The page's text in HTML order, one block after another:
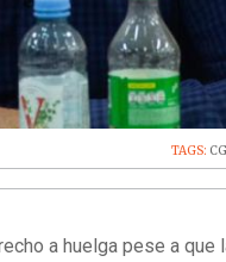
TAGS:
a huelga pese a